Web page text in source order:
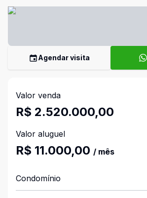
Agendar visita
Valor venda
R$ 2.520.000,00
Valor aluguel
R$ 11.000,00 / mês
Condomínio